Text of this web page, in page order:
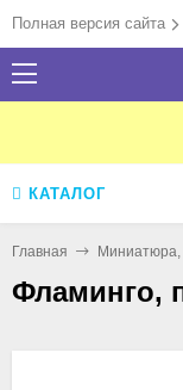
Полная версия сайта
КАТАЛОГ
Главная Миниатюра,
Фламинго,